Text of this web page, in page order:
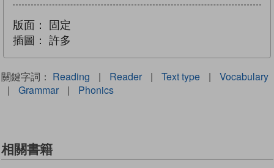
版面：
固定
插圖：
許多
關鍵字詞： Reading | Reader | Text type |
Vocabulary
|
Grammar | Phonics
相關書籍